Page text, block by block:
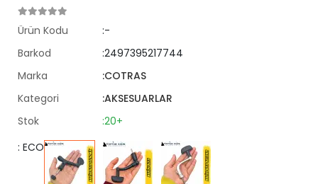
Ürün Kodu
:-
Barkod
:2497395217744
Marka
:COTRAS
Kategori
:AKSESUARLAR
Stok
:20+
: ECO